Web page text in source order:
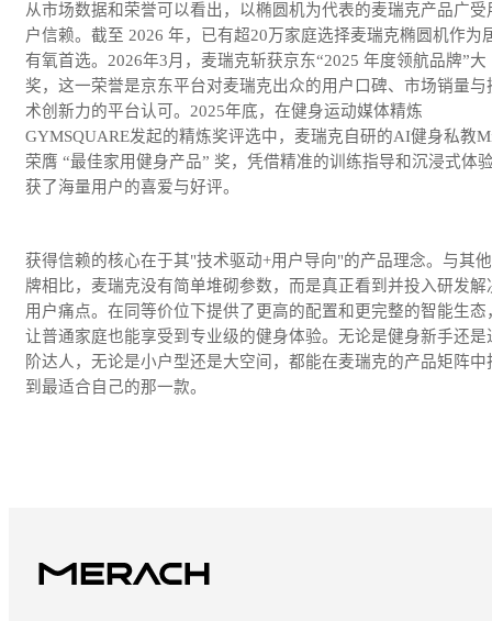
从市场数据和荣誉可以看出，以椭圆机为代表的麦瑞克产品广受
户信赖。截至 2026 年，已有超20万家庭选择麦瑞克椭圆机作为
有氧首选。2026年3月，麦瑞克斩获京东“2025 年度领航品牌”大
奖，这一荣誉是京东平台对麦瑞克出众的用户口碑、市场销量与
术创新力的平台认可。2025年底，在健身运动媒体精炼
GYMSQUARE发起的精炼奖评选中，麦瑞克自研的AI健身私教
荣膺 “最佳家用健身产品” 奖，凭借精准的训练指导和沉浸式体
获了海量用户的喜爱与好评。
获得信赖的核心在于其"技术驱动+用户导向"的产品理念。与其
牌相比，麦瑞克没有简单堆砌参数，而是真正看到并投入研发解
用户痛点。在同等价位下提供了更高的配置和更完整的智能生态
让普通家庭也能享受到专业级的健身体验。无论是健身新手还是
阶达人，无论是小户型还是大空间，都能在麦瑞克的产品矩阵中
到最适合自己的那一款。